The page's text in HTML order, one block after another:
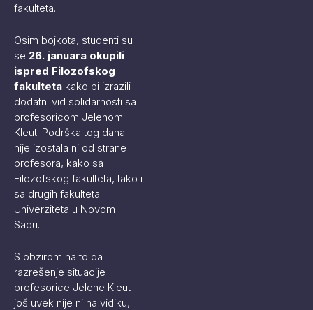
fakulteta.
Osim bojkota, studenti su
se 26. januara okupili
ispred Filozofskog
fakulteta kako bi izrazili
dodatni vid solidarnosti sa
profesoricom Jelenom
Kleut. Podrška tog dana
nije izostala ni od strane
profesora, kako sa
Filozofskog fakulteta, tako i
sa drugih fakulteta
Univerziteta u Novom
Sadu.
S obzirom na to da
razrešenje situacije
profesorice Jelene Kleut
još uvek nije ni na vidiku,